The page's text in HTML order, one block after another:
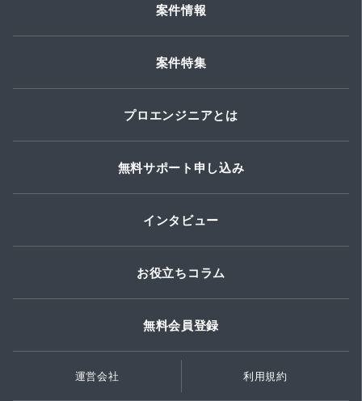
案件情報
案件特集
プロエンジニアとは
無料サポート申し込み
インタビュー
お役立ちコラム
無料会員登録
運営会社 利用規約